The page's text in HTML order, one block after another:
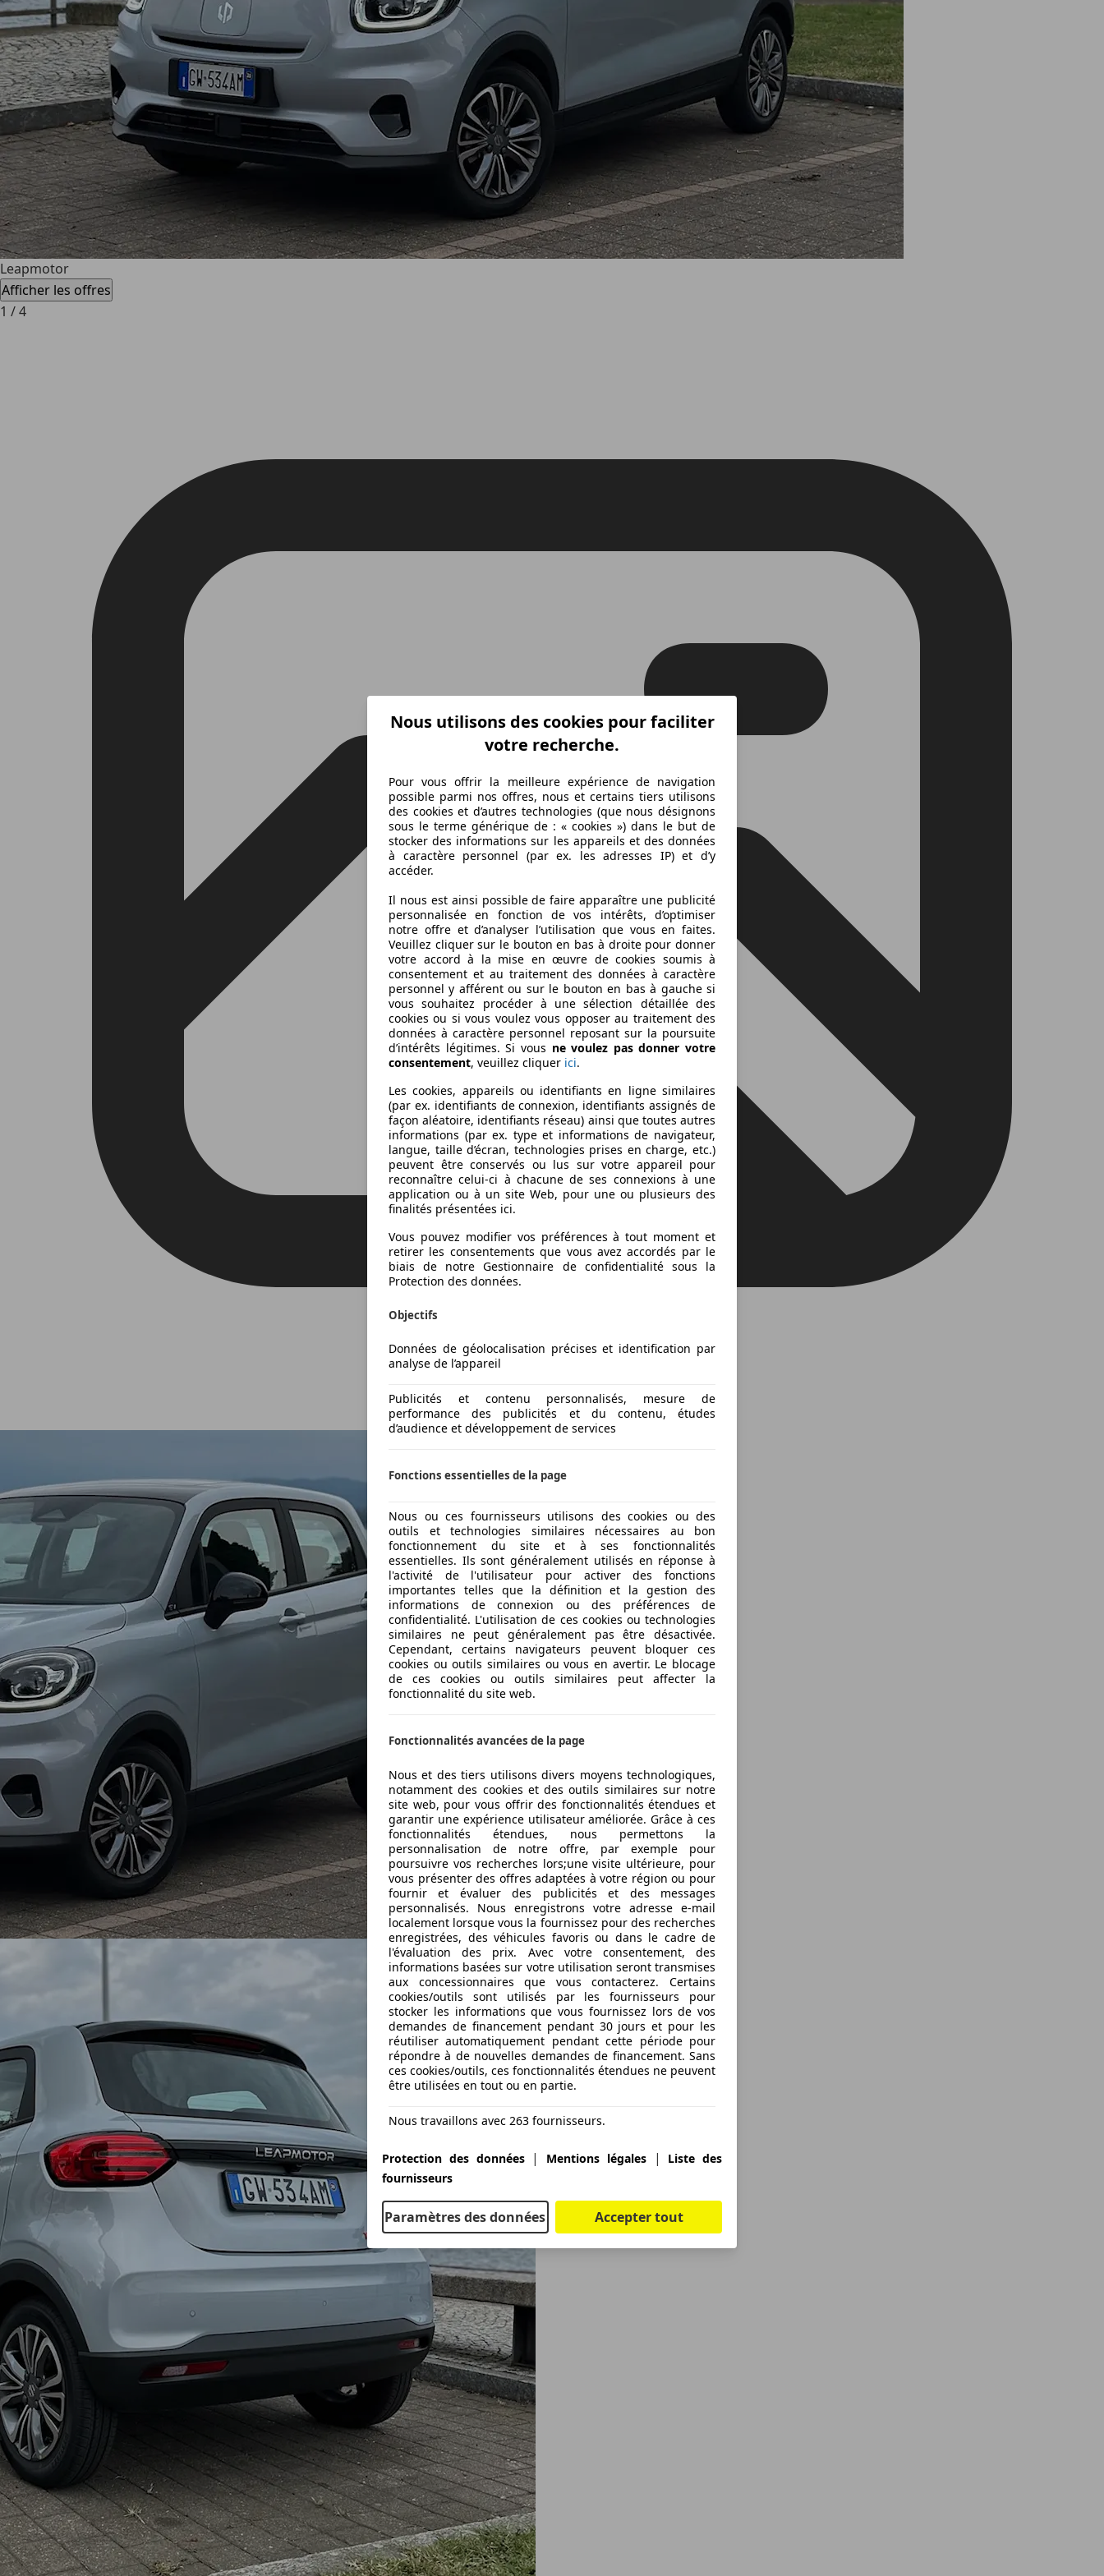
Leapmotor
Afficher les offres
1 /4
Nous utilisons des cookies pour faciliter
votre recherche.
Pour vous offrir la meilleure expérience de navigation
possible parmi nos offres, nous et certains tiers utilisons
des cookies et d’autres technologies (que nous désignons
sous le terme générique de : « cookies ») dans le but de
stocker des informations sur les appareils et des données
à caractère personnel (par ex. les adresses IP) et d’y
accéder.
Il nous est ainsi possible de faire apparaître une publicité
personnalisée en fonction de vos intérêts, d’optimiser
notre offre et d’analyser l’utilisation que vous en faites.
Veuillez cliquer sur le bouton en bas à droite pour donner
votre accord à la mise en œuvre de cookies soumis à
consentement et au traitement des données à caractère
personnel y afférent ou sur le bouton en bas à gauche si
vous souhaitez procéder à une sélection détaillée des
cookies ou si vous voulez vous opposer au traitement des
données à caractère personnel reposant sur la poursuite
d’intérêts légitimes. Si vous ne voulez pas donner votre
consentement, veuillez cliquer ici.
Les cookies, appareils ou identifiants en ligne similaires
(par ex. identifiants de connexion, identifiants assignés de
façon aléatoire, identifiants réseau) ainsi que toutes autres
informations (par ex. type et informations de navigateur,
langue, taille d’écran, technologies prises en charge, etc.)
peuvent être conservés ou lus sur votre appareil pour
reconnaître celui-ci à chacune de ses connexions à une
application ou à un site Web, pour une ou plusieurs des
finalités présentées ici.
Vous pouvez modifier vos préférences à tout moment et
retirer les consentements que vous avez accordés par le
biais de notre Gestionnaire de confidentialité sous la
Protection des données.
Objectifs
Données de géolocalisation précises et identification par
analyse de l’appareil
Publicités et contenu personnalisés, mesure de
performance des publicités et du contenu, études
d’audience et développement de services
Fonctions essentielles de la page
Nous ou ces fournisseurs utilisons des cookies ou des
outils et technologies similaires nécessaires au bon
fonctionnement du site et à ses fonctionnalités
essentielles. Ils sont généralement utilisés en réponse à
l'activité de l'utilisateur pour activer des fonctions
importantes telles que la définition et la gestion des
informations de connexion ou des préférences de
confidentialité. L'utilisation de ces cookies ou technologies
similaires ne peut généralement pas être désactivée.
Cependant, certains navigateurs peuvent bloquer ces
cookies ou outils similaires ou vous en avertir. Le blocage
de ces cookies ou outils similaires peut affecter la
fonctionnalité du site web.
Fonctionnalités avancées de la page
Nous et des tiers utilisons divers moyens technologiques,
notamment des cookies et des outils similaires sur notre
site web, pour vous offrir des fonctionnalités étendues et
garantir une expérience utilisateur améliorée. Grâce à ces
fonctionnalités étendues, nous permettons la
personnalisation de notre offre, par exemple pour
poursuivre vos recherches lors;une visite ultérieure, pour
vous présenter des offres adaptées à votre région ou pour
fournir et évaluer des publicités et des messages
personnalisés. Nous enregistrons votre adresse e-mail
localement lorsque vous la fournissez pour des recherches
enregistrées, des véhicules favoris ou dans le cadre de
l'évaluation des prix. Avec votre consentement, des
informations basées sur votre utilisation seront transmises
aux concessionnaires que vous contacterez. Certains
cookies/outils sont utilisés par les fournisseurs pour
stocker les informations que vous fournissez lors de vos
demandes de financement pendant 30 jours et pour les
réutiliser automatiquement pendant cette période pour
répondre à de nouvelles demandes de financement. Sans
ces cookies/outils, ces fonctionnalités étendues ne peuvent
être utilisées en tout ou en partie.
Nous travaillons avec 263 fournisseurs.
Protection des données| Mentions légales|
Liste des
fournisseurs
Paramètres des données Accepter tout